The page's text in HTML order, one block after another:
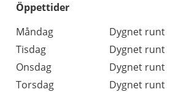
Öppettider
Dag
Öppettider
Kommentarer
Måndag
Dygnet runt
Tisdag
Dygnet runt
Onsdag
Dygnet runt
Torsdag
Dygnet runt